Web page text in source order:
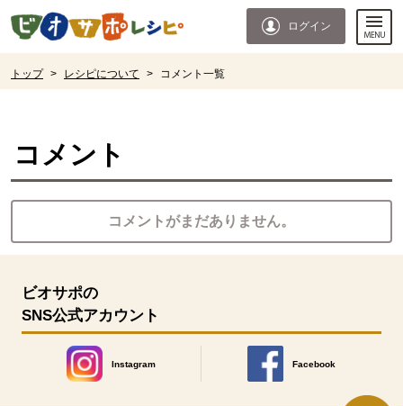
ページの先頭です。
ログイン
トップ > レシピについて > コメント一覧
コメント
コメントがまだありません。
ビオサポの
SNS公式アカウント
Instagram
別のウィンドウで開きます。
Facebook
別のウィンドウで開きます